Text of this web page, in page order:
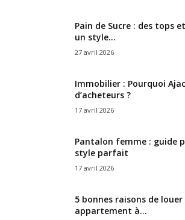
Pain de Sucre : des tops
un style...
27 avril 2026
Immobilier : Pourquoi
d’acheteurs ?
17 avril 2026
Pantalon femme : guide
style parfait
17 avril 2026
5 bonnes raisons de
appartement à...